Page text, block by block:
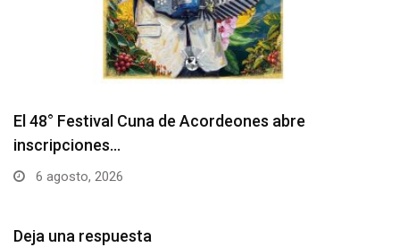
Barranquilla realizará el concierto ‘Capital de la
Patria…
6 agosto, 2026
Deja una respuesta